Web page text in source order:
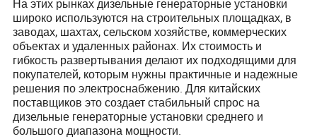
На этих рынках дизельные генераторные установки
широко используются на строительных площадках, в
заводах, шахтах, сельском хозяйстве, коммерческих
объектах и удаленных районах. Их стоимость и
гибкость развертывания делают их подходящими для
покупателей, которым нужны практичные и надежные
решения по электроснабжению. Для китайских
поставщиков это создает стабильный спрос на
дизельные генераторные установки среднего и
большого диапазона мощности.